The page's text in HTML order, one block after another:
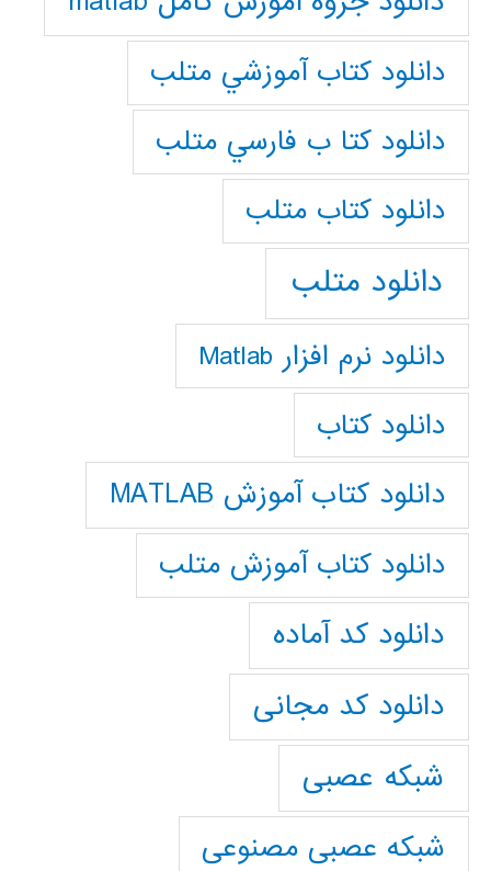
دانلود كتاب آموزشي متلب
دانلود كتا ب فارسي متلب
دانلود كتاب متلب
دانلود متلب
دانلود نرم افزار Matlab
دانلود کتاب
دانلود کتاب آموزش MATLAB
دانلود کتاب آموزش متلب
دانلود کد آماده
دانلود کد مجانی
شبکه عصبی
شبکه عصبی مصنوعی